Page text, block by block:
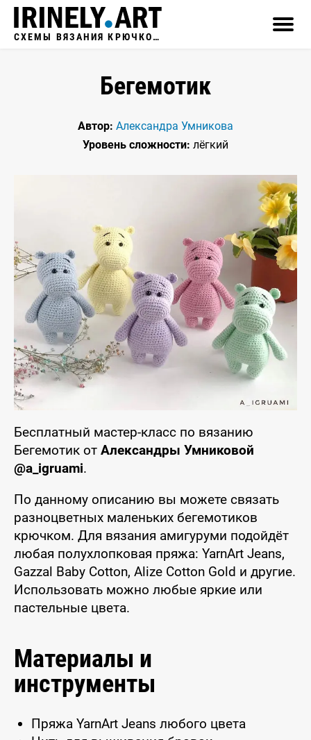
СХЕМЫ ВЯЗАНИЯ КРЮЧКОМ
Бегемотик
Автор: Александра Умникова
Уровень сложности: лёгкий
Бесплатный мастер-класс по вязанию
Бегемотик от Александры Умниковой
@a_igruami.
По данному описанию вы можете связать
разноцветных маленьких бегемотиков
крючком. Для вязания амигуруми подойдёт
любая полухлопковая пряжа: YarnArt Jeans,
Gazzal Baby Cotton, Alize Cotton Gold и другие.
Использовать можно любые яркие или
пастельные цвета.
Материалы и
инструменты
Пряжа YarnArt Jeans любого цвета